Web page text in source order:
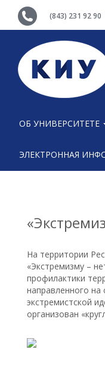
(843) 231 92 90
ОБ УНИВЕРСИТЕТЕ
ЭЛЕКТРОННАЯ
На территории
«Экстремизму –
профилактики
направленного
экстремистской
организован